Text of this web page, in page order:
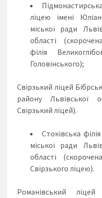
ліцею імені
міської ради
області
філія
Головінського);
Свірзький ліцей
району Львівської
Свірзький ліцей).
Стоківська
міської ради
області
Свірзького ліцею).
Романівський